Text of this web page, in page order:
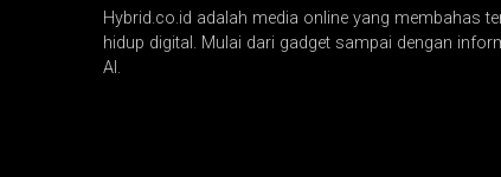
Hybrid.co.id adalah media online yang membahas
hidup digital. Mulai dari gadget sampai dengan
AI.